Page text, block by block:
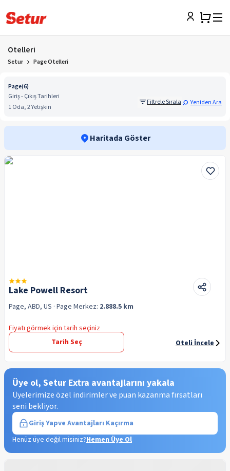
Otelleri
Setur Page Otelleri
Page(6)
Giriş - Çıkış Tarihleri
1 Oda, 2 Yetişkin
Filtrele Sırala Yeniden Ara
Haritada Göster
Lake Powell Resort
Page, ABD, US · Page Merkez: 2.888.5 km
Fiyatı görmek için tarih seçiniz
Tarih Seç
Oteli İncele
Üye ol, Setur Extra avantajlarını yakala
Üyelerimize özel indirimler ve puan kazanma fırsatları
seni bekliyor.
Giriş Yapve Avantajları Kaçırma
Henüz üye değil misiniz?Hemen Üye Ol